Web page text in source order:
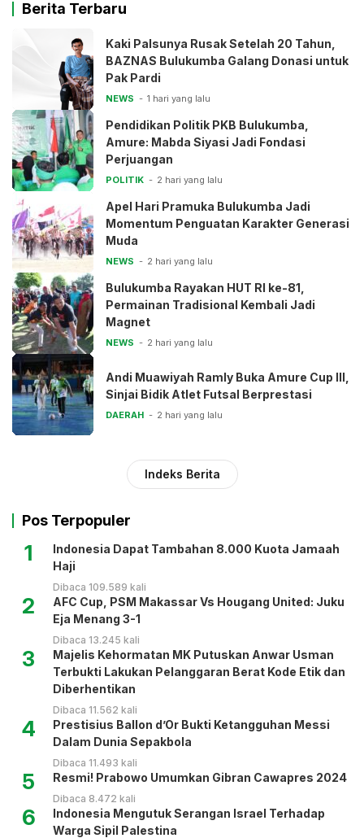
Berita Terbaru
Kaki Palsunya Rusak Setelah 20 Tahun,
BAZNAS Bulukumba Galang Donasi untuk
Pak Pardi
NEWS 1 hari yang lalu
Pendidikan Politik PKB Bulukumba,
Amure: Mabda Siyasi Jadi Fondasi
Perjuangan
POLITIK 2 hari yang lalu
Apel Hari Pramuka Bulukumba Jadi
Momentum Penguatan Karakter Generasi
Muda
NEWS 2 hari yang lalu
Bulukumba Rayakan HUT RI ke-81,
Permainan Tradisional Kembali Jadi
Magnet
NEWS 2 hari yang lalu
Andi Muawiyah Ramly Buka Amure Cup III,
Sinjai Bidik Atlet Futsal Berprestasi
DAERAH 2 hari yang lalu
Indeks Berita
Pos Terpopuler
1
Indonesia Dapat Tambahan 8.000 Kuota Jamaah
Haji
Dibaca 109.589 kali
2
AFC Cup, PSM Makassar Vs Hougang United: Juku
Eja Menang 3-1
Dibaca 13.245 kali
3
Majelis Kehormatan MK Putuskan Anwar Usman
Terbukti Lakukan Pelanggaran Berat Kode Etik dan
Diberhentikan
Dibaca 11.562 kali
4
Prestisius Ballon d’Or Bukti Ketangguhan Messi
Dalam Dunia Sepakbola
Dibaca 11.493 kali
5 Resmi! Prabowo Umumkan Gibran Cawapres 2024
Dibaca 8.472 kali
6
Indonesia Mengutuk Serangan Israel Terhadap
Warga Sipil Palestina